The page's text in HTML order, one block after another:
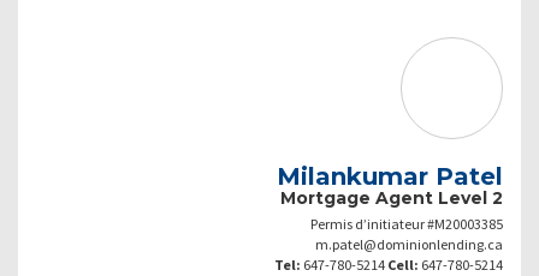
Milankumar Patel
Mortgage Agent Level 2
Permis d’initiateur #M20003385
m.patel@dominionlending.ca
Tel: 647-780-5214 Cell: 647-780-5214